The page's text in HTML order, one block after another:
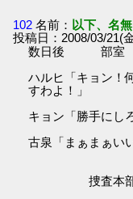
102 名前： 以下、名
投稿日：2008/03/21(
数日後 部室
ハルヒ「キョン！
すわよ！」
キョン「勝手にし
古泉「まぁまぁい
捜査本